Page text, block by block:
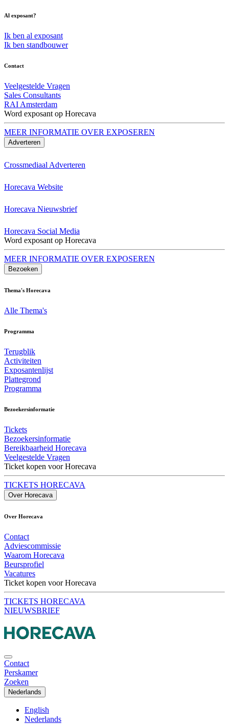
Al exposant?
Ik ben al exposant
Ik ben standbouwer
Contact
Veelgestelde Vragen
Sales Consultants
RAI Amsterdam
Word exposant op Horecava
MEER INFORMATIE OVER EXPOSEREN
Adverteren
Crossmediaal Adverteren
Horecava Website
Horecava Nieuwsbrief
Horecava Social Media
Word exposant op Horecava
MEER INFORMATIE OVER EXPOSEREN
Bezoeken
Thema's Horecava
Alle Thema's
Programma
Terugblik
Activiteiten
Exposantenlijst
Plattegrond
Programma
Bezoekersinformatie
Tickets
Bezoekersinformatie
Bereikbaarheid Horecava
Veelgestelde Vragen
Ticket kopen voor Horecava
TICKETS HORECAVA
Over Horecava
Over Horecava
Contact
Adviescommissie
Waarom Horecava
Beursprofiel
Vacatures
Ticket kopen voor Horecava
TICKETS HORECAVA
NIEUWSBRIEF
Contact
Perskamer
Zoeken
Nederlands
English
Nederlands